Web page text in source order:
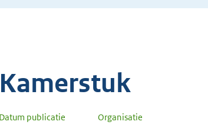
Kamerstuk
Datum publicatie Organisatie